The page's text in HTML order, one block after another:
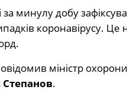
за минулу добу
коронавірусу. Це
міністр
.